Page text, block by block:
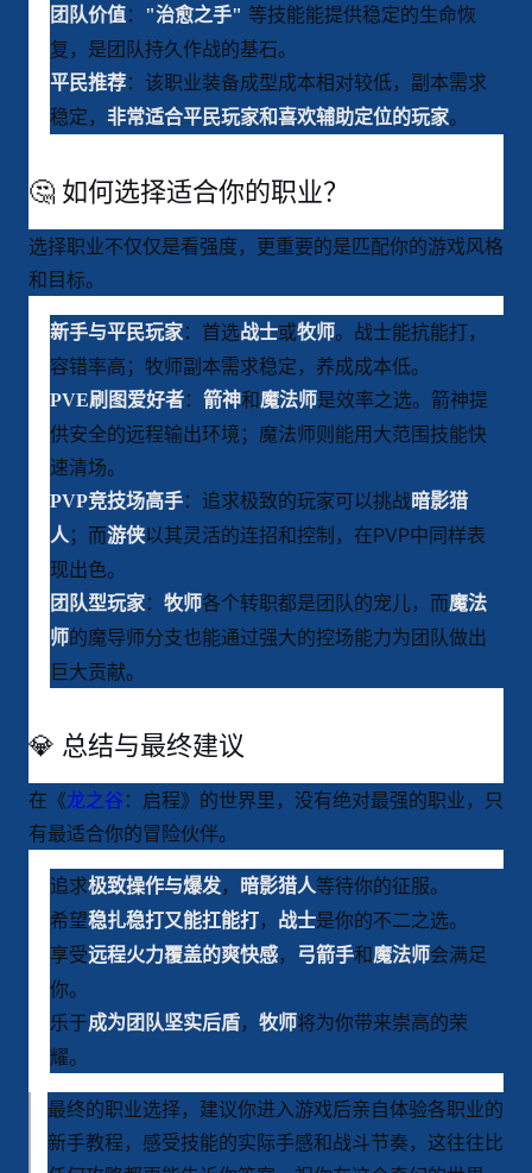
团队价值： "治愈之手" 等技能能提供稳定的生命恢
复，是团队持久作战的基石。
平民推荐：该职业装备成型成本相对较低，副本需求
稳定，
非常适合平民玩家和喜欢辅助定位的玩家。
🤔 如何选择适合你的职业？
选择职业不仅仅是看强度，更重要的是匹配你的游戏风格
和目标。
新手与平民玩家：首选战士或牧师。战士能抗能打，
容错率高 ；牧师副本需求稳定，养成成本低。
PVE刷图爱好者： 箭神和魔法师是效率之选。箭神提
供安全的远程输出环境 ；魔法师则能用大范围技能快
速清场。
PVP竞技场高手：追求极致的玩家可以挑战暗影猎
人 ；而游侠以其灵活的连招和控制，在PVP中同样表
现出色。
团队型玩家： 牧师各个转职都是团队的宠儿，而魔法
师的魔导师分支也能通过强大的控场能力为团队做出
巨大贡献。
💎 总结与最终建议
在《龙之谷 ：启程》的世界里，没有绝对最强的职业，只
有最适合你的冒险伙伴。
追求极致操作与爆发， 暗影猎人等待你的征服。
希望稳扎稳打又能扛能打， 战士是你的不二之选。
享受远程火力覆盖的爽快感， 弓箭手和魔法师会满足
你。
乐于成为团队坚实后盾， 牧师将为你带来崇高的荣
耀。
最终的职业选择，建议你进入游戏后亲自体验各职业的
新手教程，感受技能的实际手感和战斗节奏，这往往比